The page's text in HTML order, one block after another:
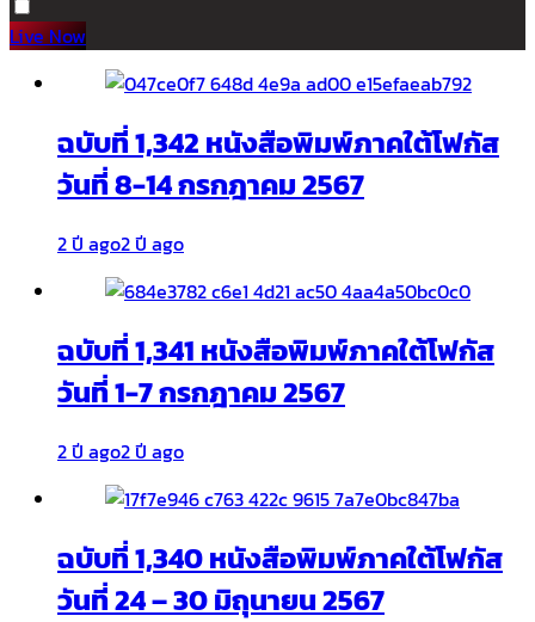
Live Now
ฉบับที่ 1,342 หนังสือพิมพ์ภาคใต้โฟกัส
วันที่ 8-14 กรกฎาคม 2567
2 ปี ago2 ปี ago
ฉบับที่ 1,341 หนังสือพิมพ์ภาคใต้โฟกัส
วันที่ 1-7 กรกฎาคม 2567
2 ปี ago2 ปี ago
ฉบับที่ 1,340 หนังสือพิมพ์ภาคใต้โฟกัส
วันที่ 24 – 30 มิถุนายน 2567